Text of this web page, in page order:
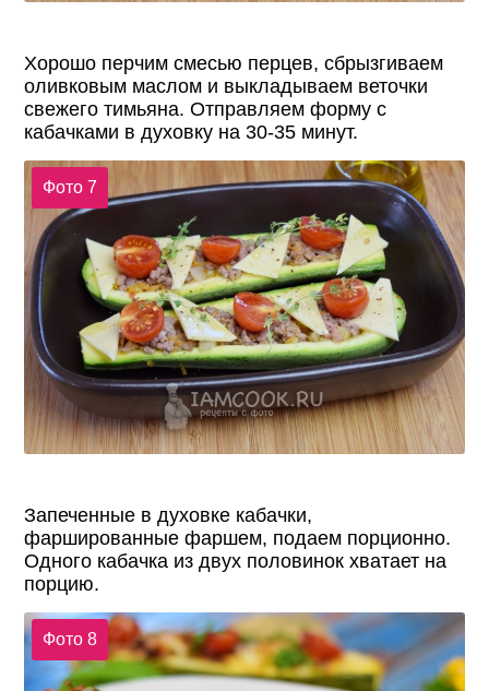
Хорошо перчим смесью перцев, сбрызгиваем
оливковым маслом и выкладываем веточки
свежего тимьяна. Отправляем форму с
кабачками в духовку на 30-35 минут.
Фото 7
Запеченные в духовке кабачки,
фаршированные фаршем, подаем порционно.
Одного кабачка из двух половинок хватает на
порцию.
Фото 8